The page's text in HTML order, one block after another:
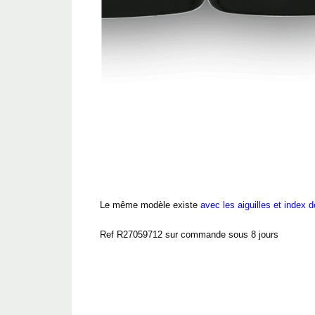
Le même modèle existe avec les aiguilles et index
Ref R27059712 sur commande sous 8 jours